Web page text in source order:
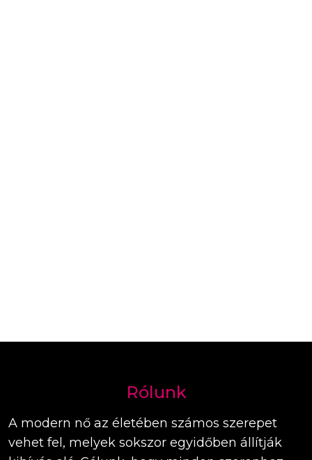
Rólunk
A modern nő az életében számos szerepet
vehet fel, melyek sokszor egyidőben állítják